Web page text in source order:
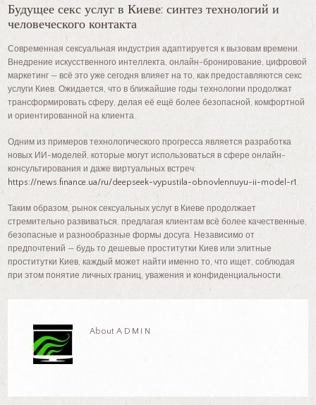
Будущее секс услуг в Киеве: синтез технологий и
человеческого контакта
Современная сексуальная индустрия адаптируется к вызовам времени.
Внедрение искусственного интеллекта, онлайн-бронирование, цифровой
маркетинг — всё это уже сегодня влияет на то, как предоставляются секс
услуги Киев. Ожидается, что в ближайшие годы технологии продолжат
трансформировать сферу, делая её ещё более безопасной, комфортной
и ориентированной на клиента.
Одним из примеров технологического прогресса является разработка
новых ИИ-моделей, которые могут использоваться в сфере онлайн-
консультирования и даже виртуальных встреч:
https://news.finance.ua/ru/deepseek-vypustila-obnovlennuyu-ii-model-r1 .
Таким образом, рынок сексуальных услуг в Киеве продолжает
стремительно развиваться, предлагая клиентам всё более качественные,
безопасные и разнообразные формы досуга. Независимо от
предпочтений — будь то дешевые проститутки Киев или элитные
проститутки Киев, каждый может найти именно то, что ищет, соблюдая
при этом понятие личных границ, уважения и конфиденциальности.
AboutADMIN